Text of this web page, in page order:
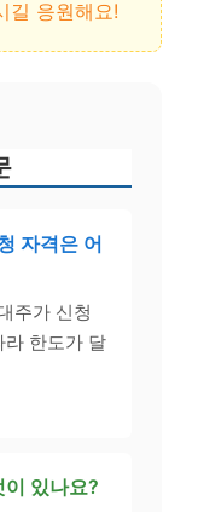
길 응원해요!
자격은 어
주가 신청
라 한도가 달
이 있나요?